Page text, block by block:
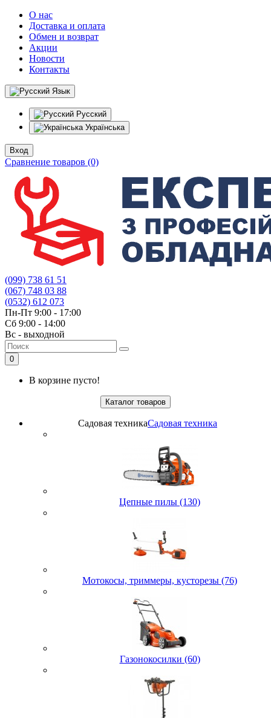
О нас
Доставка и оплата
Обмен и возврат
Акции
Новости
Контакты
Язык
Русский
Українська
Вход
Сравнение товаров (0)
(099) 738 61 51
(067) 748 03 88
(0532) 612 073
Пн-Пт 9:00 - 17:00
Сб 9:00 - 14:00
Вс - выходной
0
В корзине пусто!
Каталог товаров
Садовая техникаСадовая техника
Цепные пилы (130)
Мотокосы, триммеры, кусторезы (76)
Газонокосилки (60)